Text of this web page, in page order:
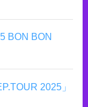
BON BON
2025」